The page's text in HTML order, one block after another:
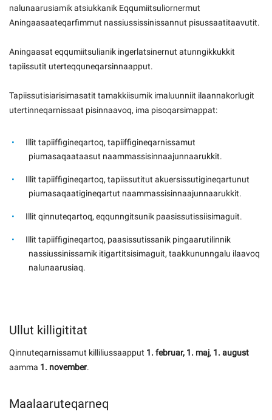
nalunaarusiamik atsiukkanik Eqqumiitsuliornermut
Aningaasaateqarfimmut nassiussissinissannut pisussaatitaavutit.
Aningaasat eqqumiitsulianik ingerlatsinernut atunngikkukkit
tapiissutit uterteqquneqarsinnaapput.
Tapiissutisiarisimasatit tamakkiisumik imaluunniit ilaannakorlugit
utertinneqarnissaat pisinnaavoq, ima pisoqarsimappat:
Illit tapiiffigineqartoq, tapiiffigineqarnissamut
piumasaqaataasut naammassisinnaajunnaarukkit.
Illit tapiiffigineqartoq, tapiissutitut akuersissutigineqartunut
piumasaqaatigineqartut naammassisinnaajunnaarukkit.
Illit qinnuteqartoq, eqqunngitsunik paasissutissiisimaguit.
Illit tapiiffigineqartoq, paasissutissanik pingaarutilinnik
nassiussinissamik itigartitsisimaguit, taakkununngalu ilaavoq
nalunaarusiaq.
Ullut killigititat
Qinnuteqarnissamut killiliussaapput 1. februar, 1. maj, 1. august
aamma 1. november.
Maalaaruteqarneq